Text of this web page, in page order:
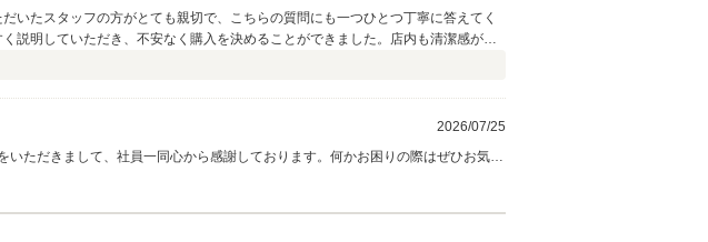
いたスタッフの方がとても親切で、こちらの質問にも一つひとつ丁寧に答えてく
説明していただき、不安なく購入を決めることができました。店内も清潔感があ
の連絡もこまめで、進捗状況をしっかり伝えていただけたので安心して納車日を
本当にありがとうございました。今後また車の買い替えや家族・知人が車を探す
2026/07/25
ただきまして、社員一同心から感謝しております。何かお困りの際はぜひお気軽